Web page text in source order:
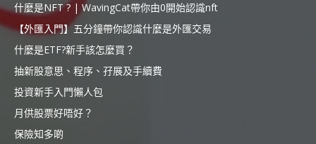
什麼是NFT ? | WavingCat帶你由0開始認識nft
【外匯入門】五分鐘帶你認識什麼是外匯交易
什麼是ETF?新手該怎麼買？
抽新股意思、程序、孖展及手續費
投資新手入門懶人包
月供股票好唔好？
保險知多啲